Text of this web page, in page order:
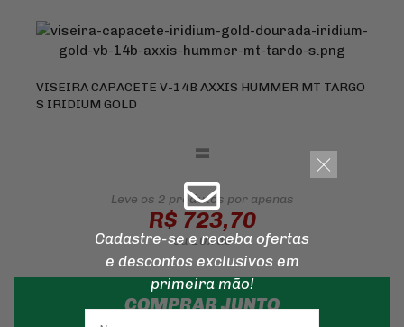
VISEIRA CAPACETE V-14B AXXIS HUMMER MT TARGO
S IRIDIUM GOLD
=
Leve os 2 produtos por apenas
R$ 723,70
ou10xde
COMPRAR JUNTO
Cadastre-se e receba ofertas
e descontos exclusivos em
primeira mão!